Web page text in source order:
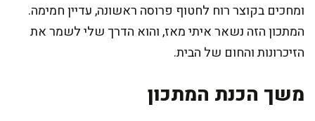
ומחכים בקוצר רוח לחטוף פרוסה ראשונה, עדיין חמימה.
המתכון הזה נשאר איתי מאז, והוא הדרך שלי לשמר את
הזיכרונות והחום של הבית.
משך הכנת המתכון